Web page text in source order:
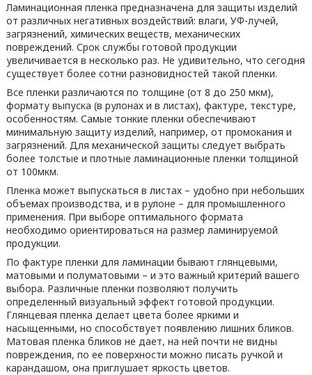
Ламинационная пленка предназначена для защиты изделий
от различных негативных воздействий: влаги, УФ-лучей,
загрязнений, химических веществ, механических
повреждений. Срок службы готовой продукции
увеличивается в несколько раз. Не удивительно, что сегодня
существует более сотни разновидностей такой пленки.
Все пленки различаются по толщине (от 8 до 250 мкм),
формату выпуска (в рулонах и в листах), фактуре, текстуре,
особенностям. Самые тонкие пленки обеспечивают
минимальную защиту изделий, например, от промокания и
загрязнений. Для механической защиты следует выбрать
более толстые и плотные ламинационные пленки толщиной
от 100мкм.
Пленка может выпускаться в листах – удобно при небольших
объемах производства, и в рулоне – для промышленного
применения. При выборе оптимального формата
необходимо ориентироваться на размер ламинируемой
продукции.
По фактуре пленки для ламинации бывают глянцевыми,
матовыми и полуматовыми – и это важный критерий вашего
выбора. Различные пленки позволяют получить
определенный визуальный эффект готовой продукции.
Глянцевая пленка делает цвета более яркими и
насыщенными, но способствует появлению лишних бликов.
Матовая пленка бликов не дает, на ней почти не видны
повреждения, по ее поверхности можно писать ручкой и
карандашом, она приглушает яркость цветов.